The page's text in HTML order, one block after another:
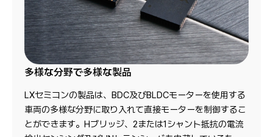
多様な分野で多様な製品
LXセミコンの製品は、BDC及びBLDCモーターを使用する
車両の多様な分野に取り入れて直接モーターを制御するこ
とができます。Hブリッジ、2または1シャント抵抗の電流